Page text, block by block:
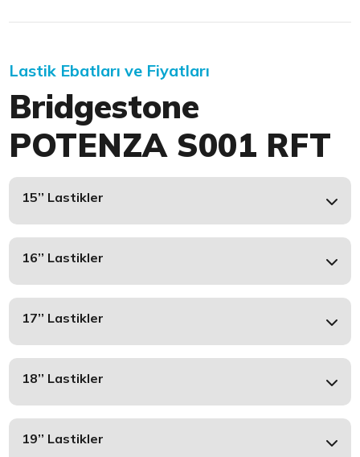
Lastik Ebatları ve Fiyatları
Bridgestone
POTENZA S001 RFT
15’’ Lastikler
16’’ Lastikler
17’’ Lastikler
18’’ Lastikler
19’’ Lastikler